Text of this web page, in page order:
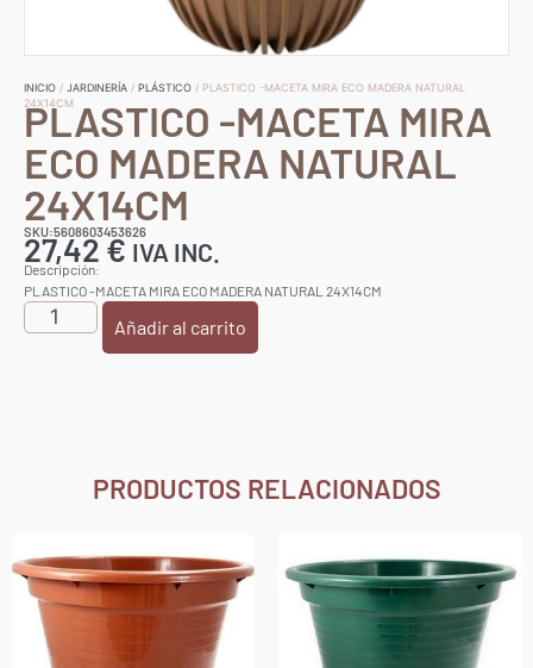
INICIO / JARDINERÍA / PLÁSTICO / PLASTICO -MACETA MIRA ECO MADERA NATURAL
24X14CM
PLASTICO -MACETA MIRA
ECO MADERA NATURAL
24X14CM
SKU:5608603453626
27,42€ IVA INC.
Descripción:
PLASTICO -MACETA MIRA ECO MADERA NATURAL 24X14CM
Añadir al carrito
PRODUCTOS RELACIONADOS